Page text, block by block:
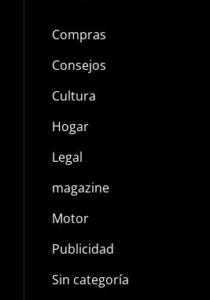
Compras
Consejos
Cultura
Hogar
Legal
magazine
Motor
Publicidad
Sin categoría